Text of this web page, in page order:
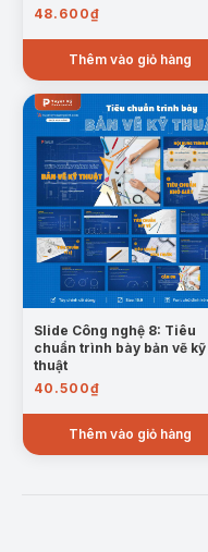
48.600₫
Thêm vào giỏ hàng
Slide Công nghệ 8: Tiêu
chuẩn trình bày bản vẽ kỹ
thuật
40.500₫
Thêm vào giỏ hàng